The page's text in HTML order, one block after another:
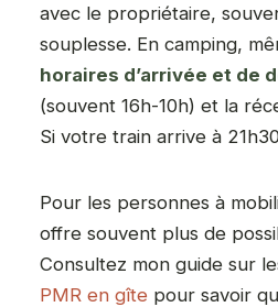
avec le propriétaire,
souplesse. En camping,
horaires d’arrivée et de
(souvent 16h-10h) et la
Si votre train arrive à
Pour les personnes à
offre souvent plus de
Consultez mon guide sur
PMR en gîte pour savoir